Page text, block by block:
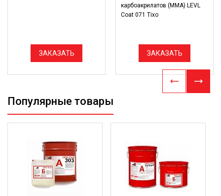
ЗАКАЗАТЬ
карбоакрилатов (ММА) LEVL
Coat 071 Tixo
ЗАКАЗАТЬ
Популярные товары